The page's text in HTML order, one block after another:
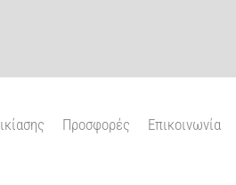
Προσφορές Επικοινωνία